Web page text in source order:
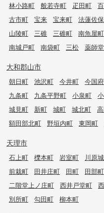
林小路町
般若寺町 疋田町
古市町
宝来 宝来町 法蓮佐
山陵町
三碓 三碓町 南魚屋町
南城戸町
南袋町 三松 薬師
大和郡山市
朝日町 池沢町 今井町 今国
九条町
九条平野町 小泉町
城見町
新町 城町 城北町
額田部北町
野垣内町 東岡町
天理市
石上町 櫟本町 岩室町 川原
前栽町
田井庄町 田町 田部町
二階堂上ノ庄町
西井戸堂町
別所町
勾田町 柳本町